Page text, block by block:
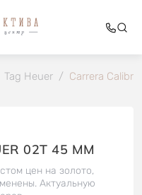
Tag Heuer / Carrera
02T 45 MM
цен на золото,
Актуальную